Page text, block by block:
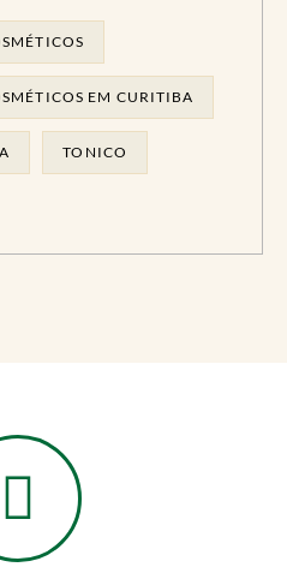
EM CURITIBA
TONICO